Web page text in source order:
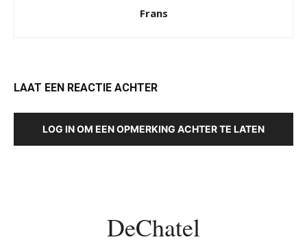
Frans
LAAT EEN REACTIE ACHTER
LOG IN OM EEN OPMERKING ACHTER TE LATEN
DeChatel